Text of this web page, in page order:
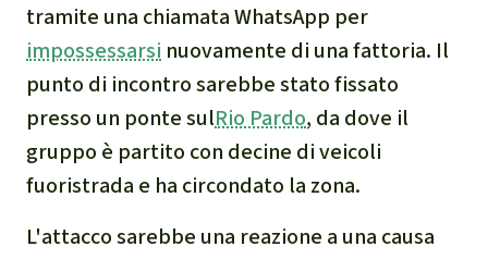
Miniere
CPLI
Nestlé
Pandemia e ambientalismo
tramite una chiamata WhatsApp per
impossessarsi nuovamente di una fattoria. Il
punto di incontro sarebbe stato fissato
presso un ponte sulRio Pardo, da dove il
gruppo è partito con decine di veicoli
fuoristrada e ha circondato la zona.
L'attacco sarebbe una reazione a una causa